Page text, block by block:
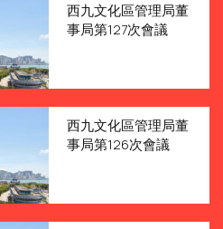
西九文化區管理局董
事局第127次會議
西九文化區管理局董
事局第126次會議